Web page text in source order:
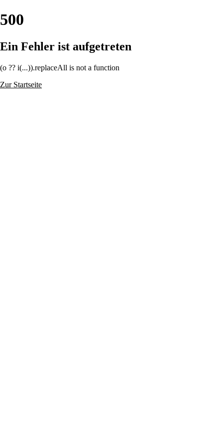
500
Ein Fehler ist aufgetreten
(o ?? i(...)).replaceAll is not a function
Zur Startseite